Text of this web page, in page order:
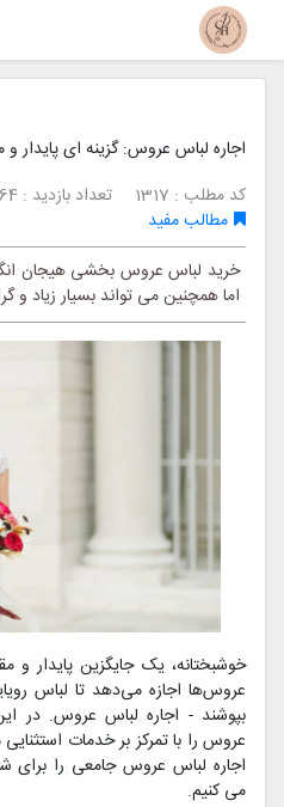
اجاره لباس عروس: گزینه ای پایدار
کد مطلب : 1317
تعداد بازدید : 764
مطالب مفید
خرید لباس عروس بخشی هیجان
اما همچنین می تواند بسیار زیاد و
خوشبختانه، یک جایگزین پایدار و
عروس‌ها اجازه می‌دهد تا لباس
بپوشند - اجاره لباس عروس. در
عروس را با تمرکز بر خدمات
اجاره لباس عروس جامعی را برای
می کنیم.